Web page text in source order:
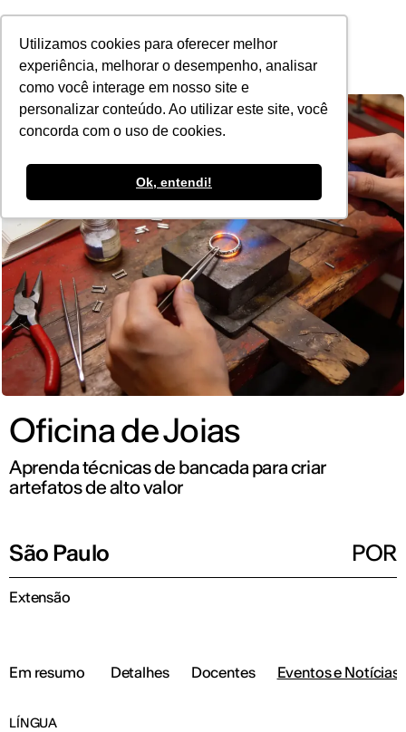
Utilizamos cookies para oferecer melhor
experiência, melhorar o desempenho, analisar
como você interage em nosso site e
personalizar conteúdo. Ao utilizar este site, você
concorda com o uso de cookies.
Ok, entendi!
POR
Oficina de Joias
Aprenda técnicas de bancada para criar
artefatos de alto valor
São Paulo POR
Extensão
Em resumo Detalhes Docentes Eventos e Notícias
LÍNGUA